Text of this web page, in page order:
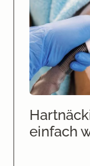
einfach